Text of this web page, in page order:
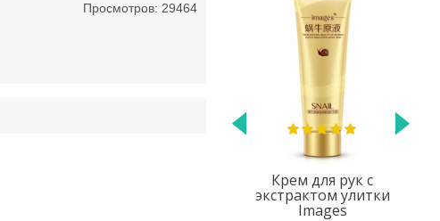
Патчи под глаза Pilaten
Просмотров: 29464